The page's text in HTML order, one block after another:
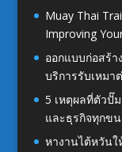
Muay Thai
Improving
ออกแบบก่อสร้า
บริการรับเหมา
5 เหตุผลที่ตัวปั๊
และธุรกิจทุกข
หางานไต้หวัน